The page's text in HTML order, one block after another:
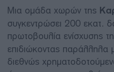
Μια ομάδα χωρών της
συγκεντρώσει 200 εκατ.
πρωτοβουλία ενίσχυσης
επιδιώκοντας παράλληλα
διεθνώς